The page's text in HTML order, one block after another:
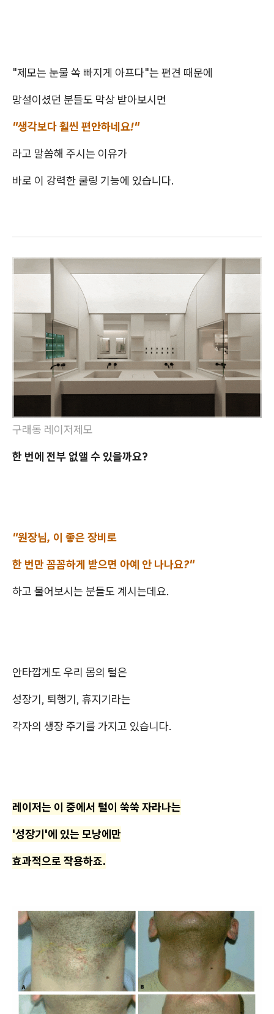
"제모는 눈물 쏙 빠지게 아프다"는 편견 때문에
망설이셨던 분들도 막상 받아보시면
"생각보다 훨씬 편안하네요!"
라고 말씀해 주시는 이유가
바로 이 강력한 쿨링 기능에 있습니다.
구래동 레이저제모
한 번에 전부 없앨 수 있을까요?
"원장님, 이 좋은 장비로
한 번만 꼼꼼하게 받으면 아예 안 나나요?"
하고 물어보시는 분들도 계시는데요.
안타깝게도 우리 몸의 털은
성장기, 퇴행기, 휴지기라는
각자의 생장 주기를 가지고 있습니다.
레이저는 이 중에서 털이 쑥쑥 자라나는
'성장기'에 있는 모낭에만
효과적으로 작용하죠.